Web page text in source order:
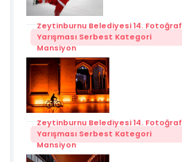
Zeytinburnu Belediyesi 14. Fotoğraf
Yarışması Serbest Kategori
Mansiyon
Zeytinburnu Belediyesi 14. Fotoğraf
Yarışması Serbest Kategori
Mansiyon